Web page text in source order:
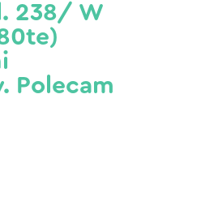
238/ W
Polecam